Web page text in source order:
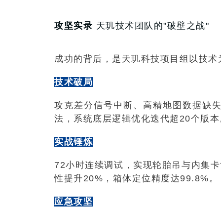
攻坚实录 天玑技术团队的"破壁之战"
成功的背后，是天玑科技项目组以技
技术破局
攻克差分信号中断、高精地图数据缺
法，系统底层逻辑优化迭代超20个版
实战锤炼
72小时连续调试，实现轮胎吊与内集
性提升20%，箱体定位精度达99.8%。
应急攻坚